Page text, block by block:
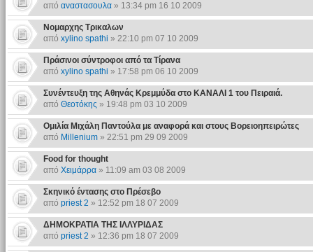
από αναστασουλα» 13:34 pm 16 10 2009
Νομαρχης Τρικαλων
από xylino spathi » 22:10 pm 07 10 2009
Πράσινοι σύντροφοι από τα Τίρανα
από xylino spathi » 17:58 pm 06 10 2009
Συνέντευξη της Αθηνάς Κρεμμύδα στο ΚΑΝΑΛΙ 1 του Πειραιά.
από Θεοτόκης » 19:48 pm 03 10 2009
Ομιλία Μιχάλη Παντούλα με αναφορά και στους Βορειοηπειρώτες
από Millenium» 22:51 pm 29 09 2009
Food for thought
από Χειμάρρα» 11:09 am 03 08 2009
Σκηνικό έντασης στο Πρέσεβο
από priest 2 » 12:52 pm 18 07 2009
ΔΗΜΟΚΡΑΤΙΑ ΤΗΣ ΙΛΛΥΡΙΔΑΣ
από priest 2 » 12:36 pm 18 07 2009